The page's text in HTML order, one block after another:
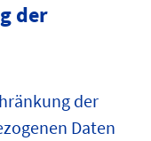
der
der
Daten